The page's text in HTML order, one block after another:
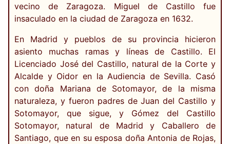
vecino de Zaragoza. Miguel de Castillo fue
insaculado en la ciudad de Zaragoza en 1632.
En Madrid y pueblos de su provincia hicieron
asiento muchas ramas y líneas de Castillo. El
Licenciado José del Castillo, natural de la Corte y
Alcalde y Oidor en la Audiencia de Sevilla. Casó
con doña Mariana de Sotomayor, de la misma
naturaleza, y fueron padres de Juan del Castillo y
Sotomayor, que sigue, y Gómez del Castillo
Sotomayor, natural de Madrid y Caballero de
Santiago, que en su esposa doña Antonia de Rojas,